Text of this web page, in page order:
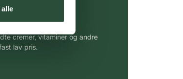
produkter
cremer, vitaminer og andre
lav pris.